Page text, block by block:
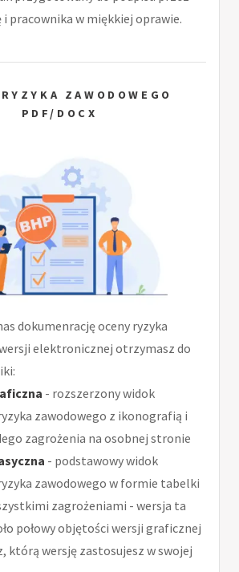
i pracownika w miękkiej oprawie.
ZAWODOWEGO
PDF/DOCX
dokumenrację oceny ryzyka
elektronicznej otrzymasz do
- rozszerzony widok
zawodowego z ikonografią i
zagrożenia na osobnej stronie
- podstawowy widok
zawodowego w formie tabelki
zagrożeniami - wersja ta
połowy objętości wersji graficznej
którą wersję zastosujesz w swojej